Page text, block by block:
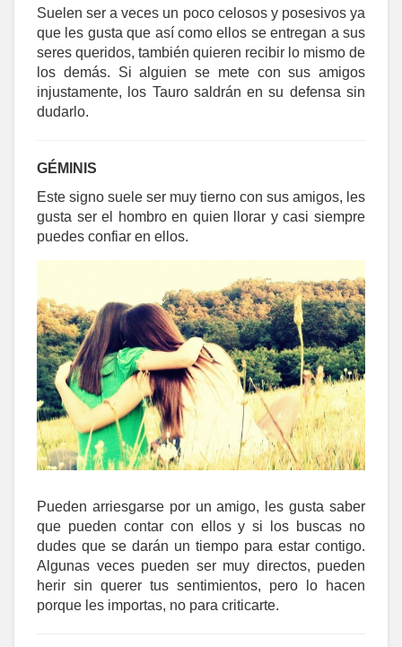
Suelen ser a veces un poco celosos y posesivos ya
que les gusta que así como ellos se entregan a sus
seres queridos, también quieren recibir lo mismo de
los demás. Si alguien se mete con sus amigos
injustamente, los Tauro saldrán en su defensa sin
dudarlo.
GÉMINIS
Este signo suele ser muy tierno con sus amigos, les
gusta ser el hombro en quien llorar y casi siempre
puedes confiar en ellos.
Pueden arriesgarse por un amigo, les gusta saber
que pueden contar con ellos y si los buscas no
dudes que se darán un tiempo para estar contigo.
Algunas veces pueden ser muy directos, pueden
herir sin querer tus sentimientos, pero lo hacen
porque les importas, no para criticarte.